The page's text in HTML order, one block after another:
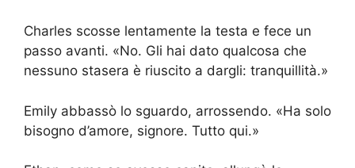
Charles scosse lentamente la testa e fece un
passo avanti. «No. Gli hai dato qualcosa che
nessuno stasera è riuscito a dargli: tranquillità.»
Emily abbassò lo sguardo, arrossendo. «Ha solo
bisogno d’amore, signore. Tutto qui.»